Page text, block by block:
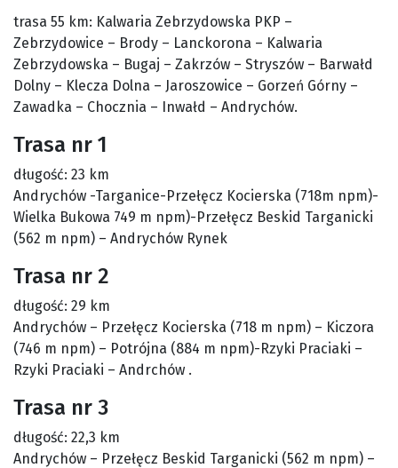
trasa 55 km: Kalwaria Zebrzydowska PKP –
Zebrzydowice – Brody – Lanckorona – Kalwaria
Zebrzydowska – Bugaj – Zakrzów – Stryszów – Barwałd
Dolny – Klecza Dolna – Jaroszowice – Gorzeń Górny –
Zawadka – Chocznia – Inwałd – Andrychów.
Trasa nr 1
długość: 23 km
Andrychów -Targanice-Przełęcz Kocierska (718m npm)-
Wielka Bukowa 749 m npm)-Przełęcz Beskid Targanicki
(562 m npm) – Andrychów Rynek
Trasa nr 2
długość: 29 km
Andrychów – Przełęcz Kocierska (718 m npm) – Kiczora
(746 m npm) – Potrójna (884 m npm)-Rzyki Praciaki –
Rzyki Praciaki – Andrchów .
Trasa nr 3
długość: 22,3 km
Andrychów – Przełęcz Beskid Targanicki (562 m npm) –